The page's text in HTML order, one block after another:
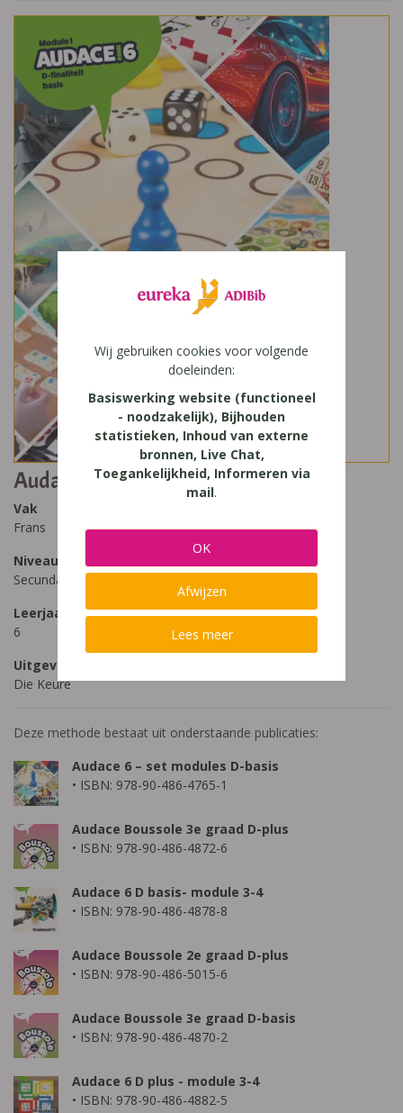
Audace 6 – set modules D-basis
Vak
Frans
Niveau
Secundair Onderwijs
Leerjaar
6
Uitgeverij
Die Keure
Deze methode bestaat uit onderstaande publicaties:
Audace 6 – set modules D-basis
• ISBN: 978-90-486-4765-1
Audace Boussole 3e graad D-plus
• ISBN: 978-90-486-4872-6
Audace 6 D basis- module 3-4
• ISBN: 978-90-486-4878-8
Audace Boussole 2e graad D-plus
• ISBN: 978-90-486-5015-6
Audace Boussole 3e graad D-basis
• ISBN: 978-90-486-4870-2
Audace 6 D plus - module 3-4
• ISBN: 978-90-486-4882-5
Wij gebruiken cookies voor volgende
doeleinden:
Basiswerking website (functioneel
- noodzakelijk), Bijhouden
statistieken, Inhoud van externe
bronnen, Live Chat,
Toegankelijkheid, Informeren via
mail.
OK
Afwijzen
Lees meer